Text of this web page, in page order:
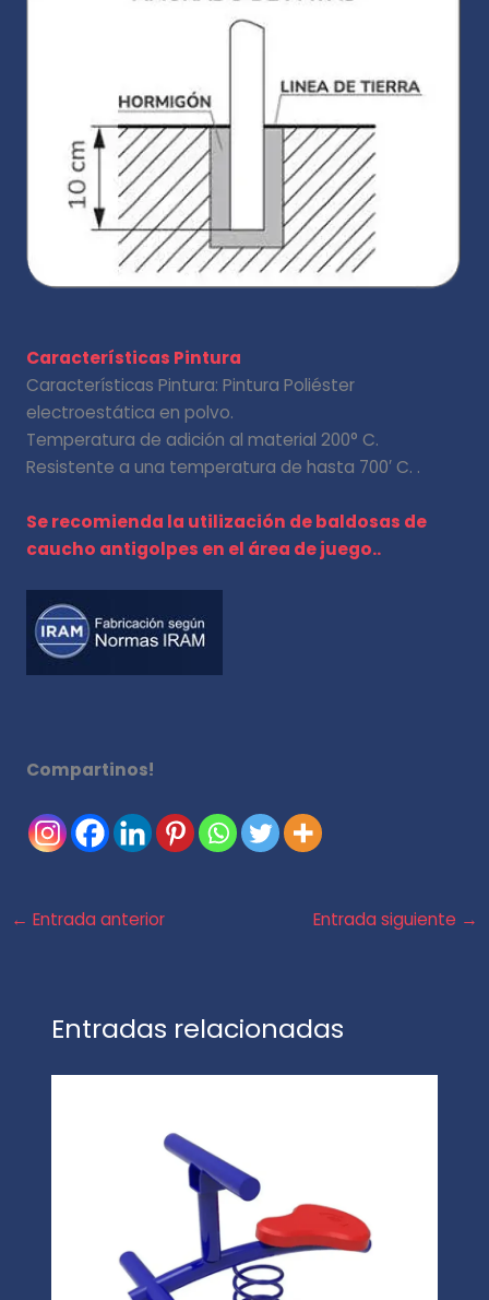
Características Pintura
Características Pintura: Pintura Poliéster
electroestática en polvo.
Temperatura de adición al material 200° C.
Resistente a una temperatura de hasta 700′ C. .
Se recomienda la utilización de baldosas de
caucho antigolpes en el área de juego..
Compartinos!
← Entrada anterior Entrada siguiente →
Entradas relacionadas